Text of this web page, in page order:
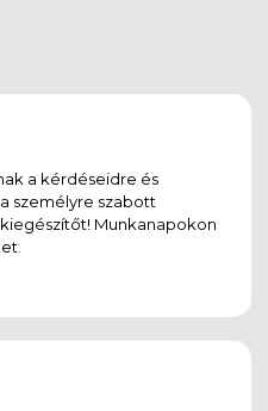
a kérdéseidre és
személyre szabott
Munkanapokon